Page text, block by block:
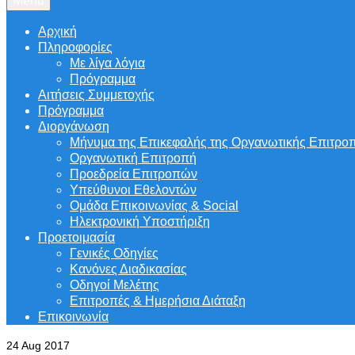
Αρχική
Πληροφορίες
Με λίγα λόγια
Πρόγραμμα
Αιτήσεις Συμμετοχής
Πρόγραμμα
Διοργάνωση
Μήνυμα της Επικεφαλής της Οργανωτικής
Οργανωτική Επιτροπή
Προεδρεία Επιτροπών
Υπεύθυνοι Εθελοντών
Ομάδα Επικοινωνίας & Social
Ηλεκτρονική Υποστήριξη
Προετοιμασία
Γενικές Οδηγίες
Κανόνες Διαδικασίας
Οδηγοί Μελέτης
Επιτροπές & Ημερήσια Διάταξη
Επικοινωνία
24Aug 2017